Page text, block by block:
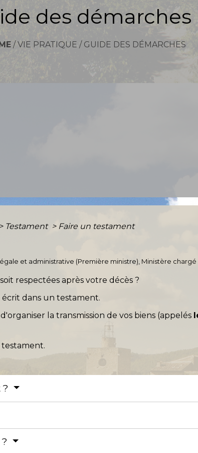
des démarches
/VIE PRATIQUE / GUIDE DES DÉMARCHES
Testament > Faire un testament
et administrative (Première ministre), Ministère
respectées après votre décès ?
dans un testament.
la transmission de vos biens (appelés